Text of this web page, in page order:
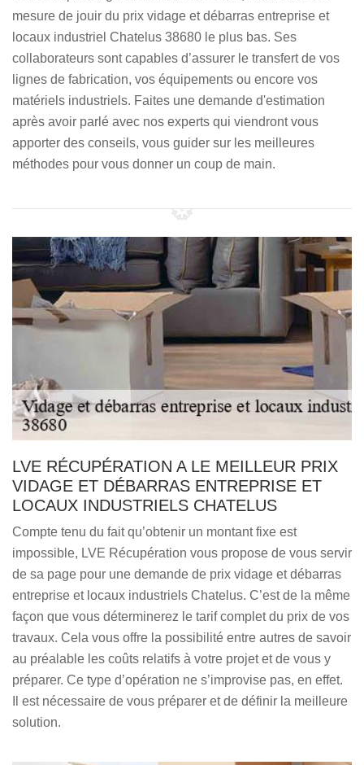
mesure de jouir du prix vidage et débarras entreprise et
locaux industriel Chatelus 38680 le plus bas. Ses
collaborateurs sont capables d’assurer le transfert de vos
lignes de fabrication, vos équipements ou encore vos
matériels industriels. Faites une demande d'estimation
après avoir parlé avec nos experts qui viendront vous
apporter des conseils, vous guider sur les meilleures
méthodes pour vous donner un coup de main.
LVE RÉCUPÉRATION A LE MEILLEUR PRIX
VIDAGE ET DÉBARRAS ENTREPRISE ET
LOCAUX INDUSTRIELS CHATELUS
Compte tenu du fait qu’obtenir un montant fixe est
impossible, LVE Récupération vous propose de vous servir
de sa page pour une demande de prix vidage et débarras
entreprise et locaux industriels Chatelus. C’est de la même
façon que vous déterminerez le tarif complet du prix de vos
travaux. Cela vous offre la possibilité entre autres de savoir
au préalable les coûts relatifs à votre projet et de vous y
préparer. Ce type d’opération ne s’improvise pas, en effet.
Il est nécessaire de vous préparer et de définir la meilleure
solution.